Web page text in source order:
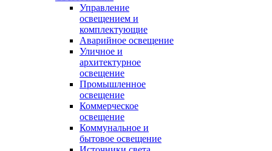
Управление
освещением и
комплектующие
Аварийное освещение
Уличное и
архитектурное
освещение
Промышленное
освещение
Коммерческое
освещение
Коммунальное и
бытовое освещение